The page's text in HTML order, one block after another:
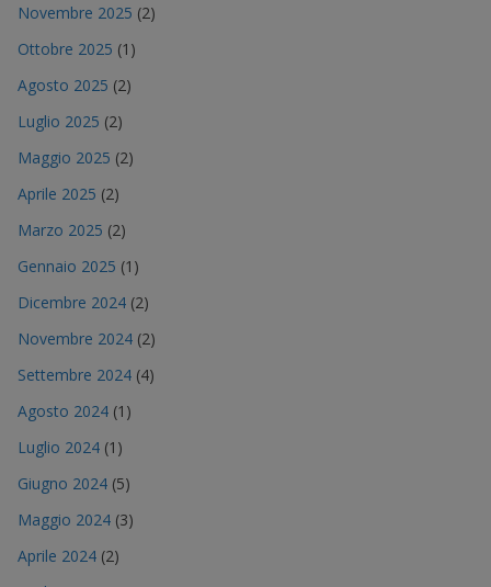
Novembre 2025 (2)
Ottobre 2025 (1)
Agosto 2025 (2)
Luglio 2025 (2)
Maggio 2025 (2)
Aprile 2025 (2)
Marzo 2025 (2)
Gennaio 2025 (1)
Dicembre 2024 (2)
Novembre 2024 (2)
Settembre 2024 (4)
Agosto 2024 (1)
Luglio 2024 (1)
Giugno 2024 (5)
Maggio 2024 (3)
Aprile 2024 (2)